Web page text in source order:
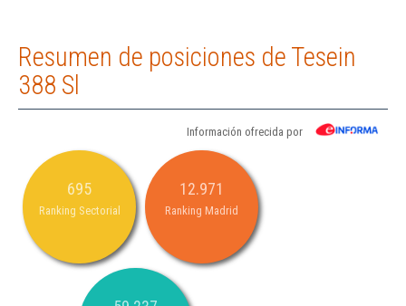
Resumen de posiciones de Tesein
388 Sl
Información ofrecida por
695
Ranking Sectorial
12.971
Ranking Madrid